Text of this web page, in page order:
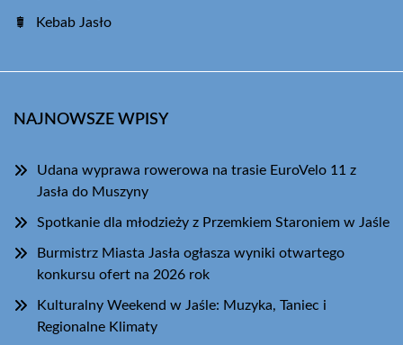
Kebab Jasło
NAJNOWSZE WPISY
Udana wyprawa rowerowa na trasie EuroVelo 11 z
Jasła do Muszyny
Spotkanie dla młodzieży z Przemkiem Staroniem w Jaśle
Burmistrz Miasta Jasła ogłasza wyniki otwartego
konkursu ofert na 2026 rok
Kulturalny Weekend w Jaśle: Muzyka, Taniec i
Regionalne Klimaty